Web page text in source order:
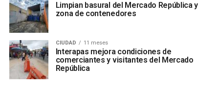
Limpian basural del Mercado República y
zona de contenedores
CIUDAD 11 meses
Interapas mejora condiciones de
comerciantes y visitantes del Mercado
República